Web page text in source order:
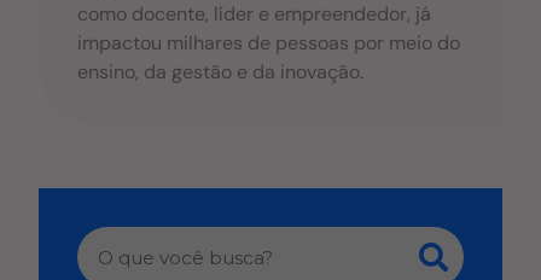
como docente, líder e empreendedor, já
impactou milhares de pessoas por meio do
ensino, da gestão e da inovação.